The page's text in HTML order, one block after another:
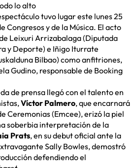
lo alto
tuvo lugar este lunes 25
Congresos y de la Música. El acto
Leixuri Arrizabalaga (Diputada
y Deporte) e Iñigo Iturrate
Bilbao) como anfitriones,
Gudino, responsable de Booking
de prensa llegó con el talento en
Víctor Palmero, que encarnará
Ceremonias (Emcee), erizó la piel
soberbia interpretación de la
Prats, en su debut oficial ante la
Sally Bowles, demostró
defendiendo el